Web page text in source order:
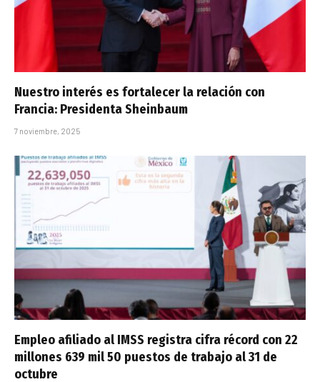
Nuestro interés es fortalecer la relación con
Francia: Presidenta Sheinbaum
7 noviembre, 2025
Empleo afiliado al IMSS registra cifra récord con 22
millones 639 mil 50 puestos de trabajo al 31 de
octubre